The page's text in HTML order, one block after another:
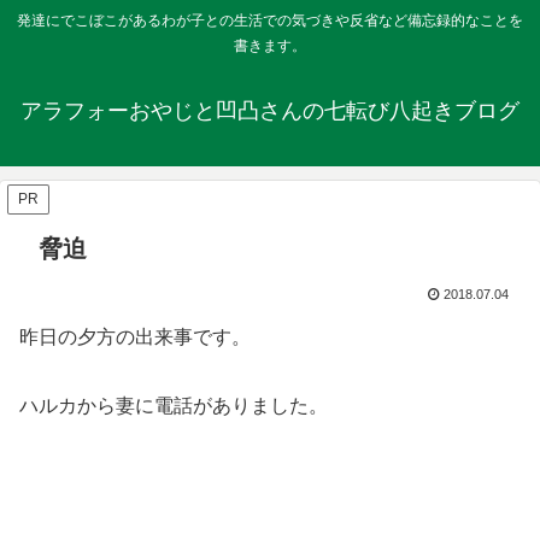
発達にでこぼこがあるわが子との生活での気づきや反省など備忘録的なことを
書きます。
アラフォーおやじと凹凸さんの七転び八起きブログ
PR
脅迫
2018.07.04
昨日の夕方の出来事です。
ハルカから妻に電話がありました。